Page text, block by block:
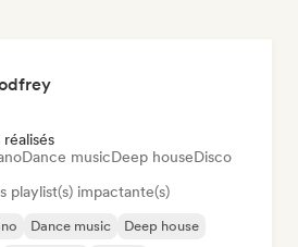
Dance musicDeep houseDisco
playlist(s) impactante(s)
Dance music
Deep house